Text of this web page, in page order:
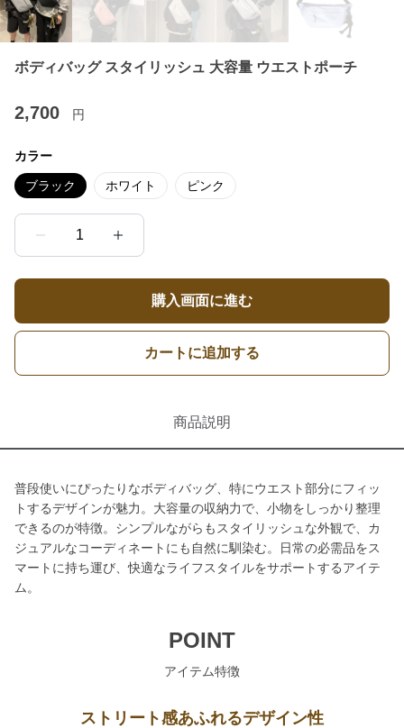
ボディバッグ スタイリッシュ 大容量 ウエストポーチ
2,700 円
カラー
ブラック ホワイト ピンク
1
購入画面に進む
カートに追加する
商品説明
普段使いにぴったりなボディバッグ、特にウエスト部分にフィッ
トするデザインが魅力。大容量の収納力で、小物をしっかり整理
できるのが特徴。シンプルながらもスタイリッシュな外観で、カ
ジュアルなコーディネートにも自然に馴染む。日常の必需品をス
マートに持ち運び、快適なライフスタイルをサポートするアイテ
ム。
POINT
アイテム特徴
ストリート感あふれるデザイン性